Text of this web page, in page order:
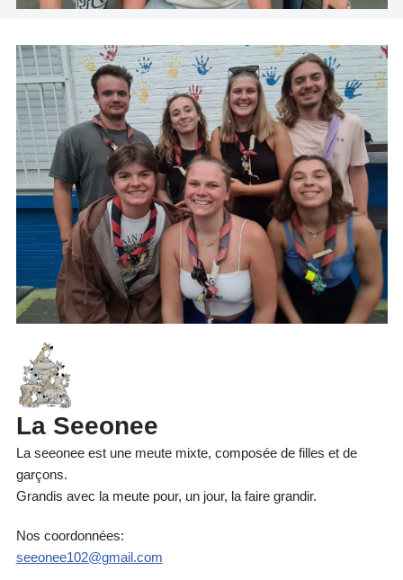
La Seeonee
La seeonee est une meute mixte, composée de filles et de
garçons.
Grandis avec la meute pour, un jour, la faire grandir.
Nos coordonnées:
seeonee102@gmail.com